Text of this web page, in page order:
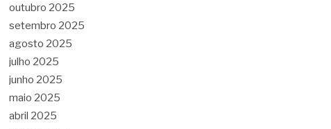
outubro 2025
setembro 2025
agosto 2025
julho 2025
junho 2025
maio 2025
abril 2025